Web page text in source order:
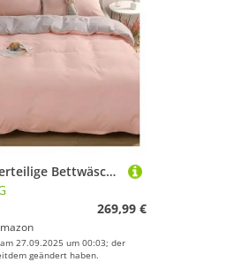
HYHJYMG Vierteilige Bettwäsche-Set-Bett Vier Stücke Feste Farbbudenabdeckung Single Queen Kingsize
269,99 €
27.09.2025 um 00:03; der
geändert haben.